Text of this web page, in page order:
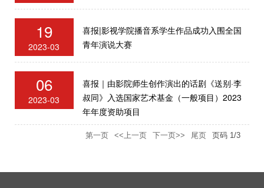
19
2023-03
喜报|影视学院播音系学生作品成功入围全国
青年演说大赛
06
2023-03
喜报｜由影院师生创作演出的话剧《送别·李
叔同》入选国家艺术基金（一般项目）2023
年年度资助项目
第一页 <<上一页 下一页>> 尾页 页码 1/3